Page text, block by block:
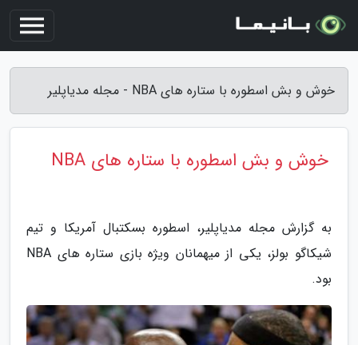
خوش و بش اسطوره با ستاره های NBA - مجله مدیاپلیر
خوش و بش اسطوره با ستاره های NBA
به گزارش مجله مدیاپلیر، اسطوره بسکتبال آمریکا و تیم
شیکاگو بولز، یکی از میهمانان ویژه بازی ستاره های NBA
بود.